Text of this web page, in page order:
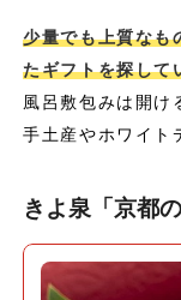
少量でも上質なも
たギフトを探して
風呂敷包みは開け
手土産やホワイト
きよ泉「京都